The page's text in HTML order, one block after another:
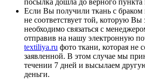
Если Вы получили ткань с
не соответствует той, которую Вы
необходимо связаться с
отправив на нашу электронную
textiliya.ru фото ткани, которая не
заявленной. В этом случае мы
течении 7 дней и высылаем
деньги.